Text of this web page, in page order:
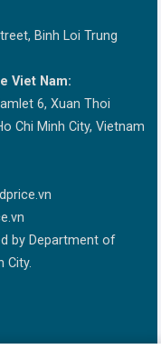
Binh Loi Trung
Viet Nam:
6, Xuan Thoi
Chi Minh City, Vietnam
by Department of
City.